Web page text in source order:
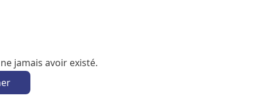
jamais avoir existé.